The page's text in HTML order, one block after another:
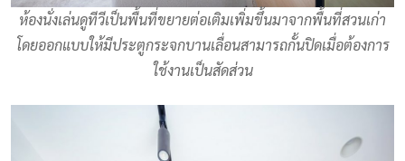
ห้องนั่งเล่นดูทีวีเป็นพื้นที่ขยายต่อเติมเพิ่มขึ้นมาจากพื้นที่สวนเก่า
โดยออกแบบให้มีประตูกระจกบานเลื่อนสามารถกั้นปิดเมื่อต้องการ
ใช้งานเป็นสัดส่วน